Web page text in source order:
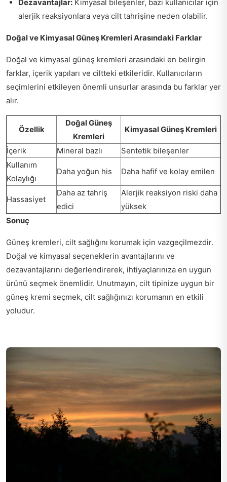
Dezavantajlar: Kimyasal bileşenler, bazı kullanıcılar için
alerjik reaksiyonlara veya cilt tahrişine neden olabilir.
Doğal ve Kimyasal Güneş Kremleri Arasındaki Farklar
Doğal ve kimyasal güneş kremleri arasındaki en belirgin
farklar, içerik yapıları ve ciltteki etkileridir. Kullanıcıların
seçimlerini etkileyen önemli unsurlar arasında bu farklar yer
alır.
Özellik
Doğal Güneş
Kremleri
Kimyasal Güneş Kremleri
İçerik Mineral bazlı
Sentetik bileşenler
Kullanım
Kolaylığı
Daha yoğun his Daha hafif ve kolay emilen
Hassasiyet
Daha az tahriş
edici
Alerjik reaksiyon riski daha
yüksek
Sonuç
Güneş kremleri, cilt sağlığını korumak için vazgeçilmezdir.
Doğal ve kimyasal seçeneklerin avantajlarını ve
dezavantajlarını değerlendirerek, ihtiyaçlarınıza en uygun
ürünü seçmek önemlidir. Unutmayın, cilt tipinize uygun bir
güneş kremi seçmek, cilt sağlığınızı korumanın en etkili
yoludur.